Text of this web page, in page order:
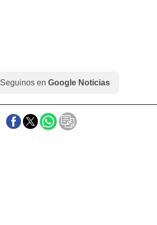
Seguinos en Google Noticias